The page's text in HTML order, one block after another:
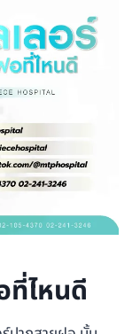
ที่ไหนดี